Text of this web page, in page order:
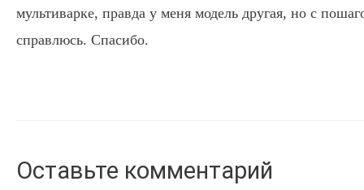
мультиварке, правда у меня модель другая, но с
справлюсь. Спасибо.
Оставьте комментарий